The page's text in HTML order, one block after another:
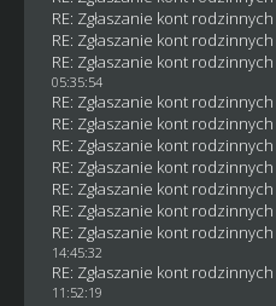
RE: Zgłaszanie kont rodzinnych
RE: Zgłaszanie kont rodzinnych
RE: Zgłaszanie kont rodzinnych
05:35:54
RE: Zgłaszanie kont rodzinnych
RE: Zgłaszanie kont rodzinnych
RE: Zgłaszanie kont rodzinnych
RE: Zgłaszanie kont rodzinnych
RE: Zgłaszanie kont rodzinnych
RE: Zgłaszanie kont rodzinnych
RE: Zgłaszanie kont rodzinnych
14:45:32
RE: Zgłaszanie kont rodzinnych
11:52:19